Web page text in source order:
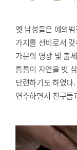
옛 남성들은 예의
가지를 선비로서
가문의 영광 및 출
틈틈이 자연을 벗
단련하기도 하였다
연주하면서 친구들